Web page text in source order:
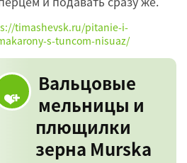
timashevsk.ru/pitanie-i-
s-tuncom-nisuaz/
Вальцовые
мельницы и
плющилки
зерна Murska